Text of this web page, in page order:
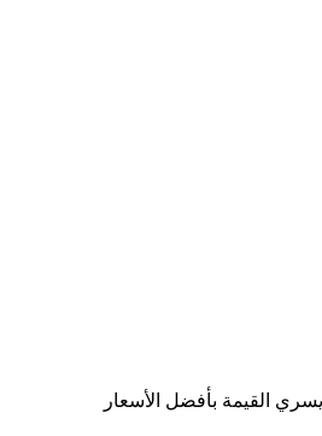
القيمة بأفضل الأسعار